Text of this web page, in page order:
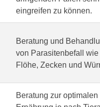
eingreifen zu können.
Beratung und
von Parasitenbefall wie
Flöhe, Zecken und
Beratung zur optimalen